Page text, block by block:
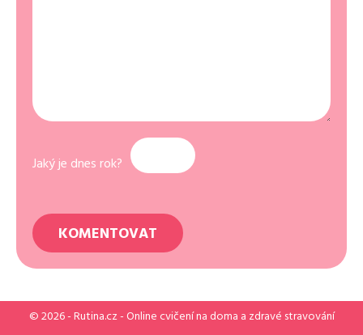
Jaký je dnes rok?
© 2026 - Rutina.cz- Online cvičení na doma a zdravé stravování